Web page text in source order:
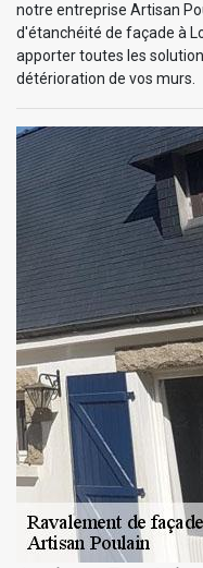
notre entreprise Artisan
d'étanchéité de façade à
apporter toutes les
détérioration de vos murs.